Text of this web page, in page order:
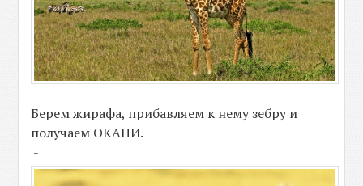
-
Берем жирафа, прибавляем к нему зебру и
получаем ОКАПИ.
-